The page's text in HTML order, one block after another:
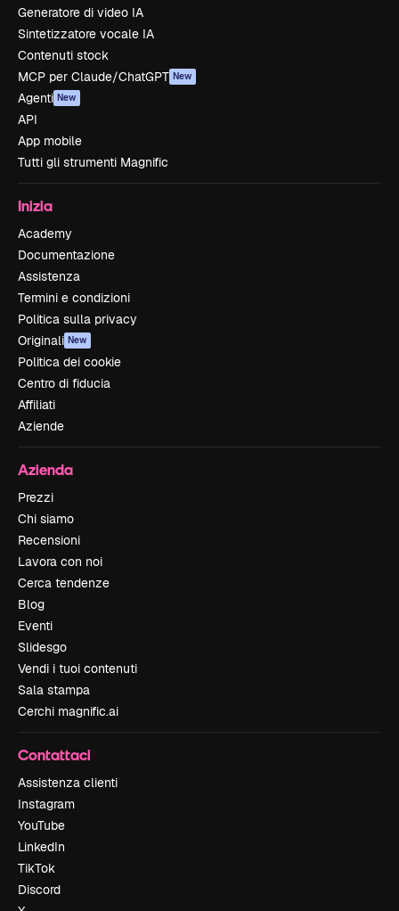
Generatore di video IA
Sintetizzatore vocale IA
Contenuti stock
MCP per Claude/ChatGPT New
Agenti New
API
App mobile
Tutti gli strumenti Magnific
Inizia
Academy
Documentazione
Assistenza
Termini e condizioni
Politica sulla privacy
Originali New
Politica dei cookie
Centro di fiducia
Affiliati
Aziende
Azienda
Prezzi
Chi siamo
Recensioni
Lavora con noi
Cerca tendenze
Blog
Eventi
Slidesgo
Vendi i tuoi contenuti
Sala stampa
Cerchi magnific.ai
Contattaci
Assistenza clienti
Instagram
YouTube
LinkedIn
TikTok
Discord